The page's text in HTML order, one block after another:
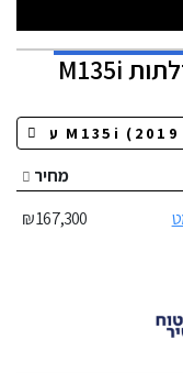
מחיר
167,300 ₪